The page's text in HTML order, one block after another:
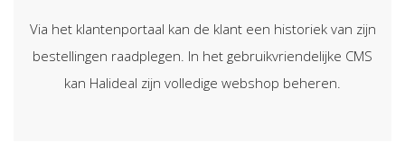
Via het klantenportaal kan de klant een historiek van zijn
bestellingen raadplegen. In het gebruikvriendelijke CMS
kan Halideal zijn volledige webshop beheren.